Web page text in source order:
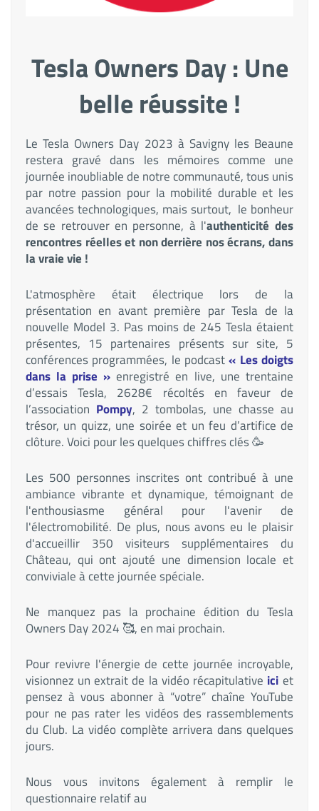
Tesla Owners Day : Une
belle réussite !
Le Tesla Owners Day 2023 à Savigny les Beaune
restera gravé dans les mémoires comme une
journée inoubliable de notre communauté, tous unis
par notre passion pour la mobilité durable et les
avancées technologiques, mais surtout, le bonheur
de se retrouver en personne, à l'authenticité des
rencontres réelles et non derrière nos écrans, dans
la vraie vie !
L'atmosphère était électrique lors de la
présentation en avant première par Tesla de la
nouvelle Model 3. Pas moins de 245 Tesla étaient
présentes, 15 partenaires présents sur site, 5
conférences programmées, le podcast« Les doigts
dans la prise » enregistré en live, une trentaine
d’essais Tesla, 2628€ récoltés en faveur de
l’association Pompy, 2 tombolas, une chasse au
trésor, un quizz, une soirée et un feu d’artifice de
clôture. Voici pour les quelques chiffres clés 🥳
Les 500 personnes inscrites ont contribué à une
ambiance vibrante et dynamique, témoignant de
l'enthousiasme général pour l'avenir de
l'électromobilité. De plus, nous avons eu le plaisir
d'accueillir 350 visiteurs supplémentaires du
Château, qui ont ajouté une dimension locale et
conviviale à cette journée spéciale.
Ne manquez pas la prochaine édition du Tesla
Owners Day 2024 🥰, en mai prochain.
Pour revivre l'énergie de cette journée incroyable,
visionnez un extrait de la vidéo récapitulative ici et
pensez à vous abonner à “votre” chaîne YouTube
pour ne pas rater les vidéos des rassemblements
du Club. La vidéo complète arrivera dans quelques
jours.
Nous vous invitons également à remplir le
questionnaire relatif au